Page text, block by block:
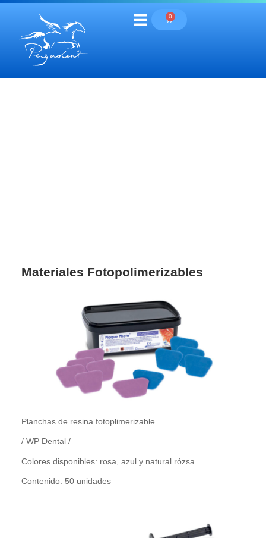
0
Materiales Fotopolimerizables
Planchas de resina fotoplimerizable
/ WP Dental /
Colores disponibles: rosa, azul y natural rózsa
Contenido: 50 unidades